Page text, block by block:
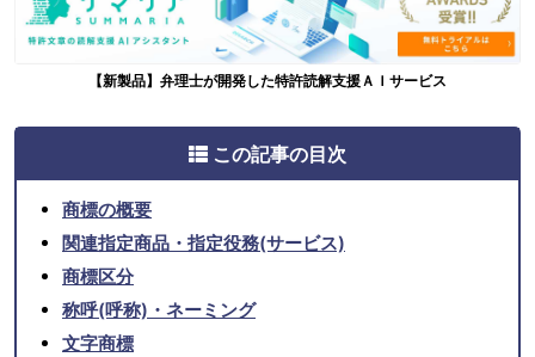
【新製品】弁理士が開発した特許読解支援ＡＩサービス
この記事の目次
商標の概要
関連指定商品・指定役務(サービス)
商標区分
称呼(呼称)・ネーミング
文字商標